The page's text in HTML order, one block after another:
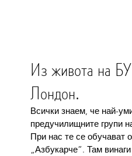
Из живота на
Лондон.
Всички знаем, че най-
предучилищните групи
При нас те се обучават
„Азбукарче”. Там